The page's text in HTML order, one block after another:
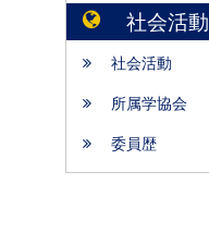
社会活動
社会活動
所属学協会
委員歴